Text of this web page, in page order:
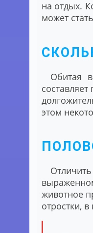
на отдых.
может
Обитая
этом
животное
отростки,